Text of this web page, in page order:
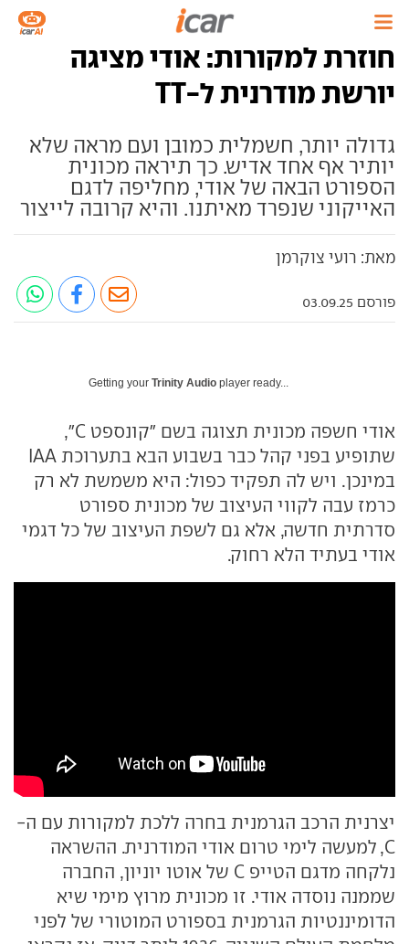
חוזרת למקורות: אודי מציגה
יורשת מודרנית ל-TT
גדולה יותר, חשמלית כמובן ועם מראה שלא
יותיר אף אחד אדיש. כך תיראה מכונית
הספורט הבאה של אודי, מחליפה לדגם
האייקוני שנפרד מאיתנו. והיא קרובה לייצור
מאת: רועי צוקרמן
פורסם 03.09.25
Getting your Trinity Audio player ready...
אודי חשפה מכונית תצוגה בשם "קונספט C",
שתופיע בפני קהל כבר בשבוע הבא בתערוכת IAA
במינכן. ויש לה תפקיד כפול: היא משמשת לא רק
כרמז עבה לקווי העיצוב של מכונית ספורט
סדרתית חדשה, אלא גם לשפת העיצוב של כל דגמי
אודי בעתיד הלא רחוק.
יצרנית הרכב הגרמנית בחרה ללכת למקורות עם ה-
C, למעשה לימי טרום אודי המודרנית. ההשראה
נלקחה מדגם הטייפ C של אוטו יוניון, החברה
שממנה נוסדה אודי. זו מכונית מרוץ מימי שיא
הדומיננטיות הגרמנית בספורט המוטורי של לפני